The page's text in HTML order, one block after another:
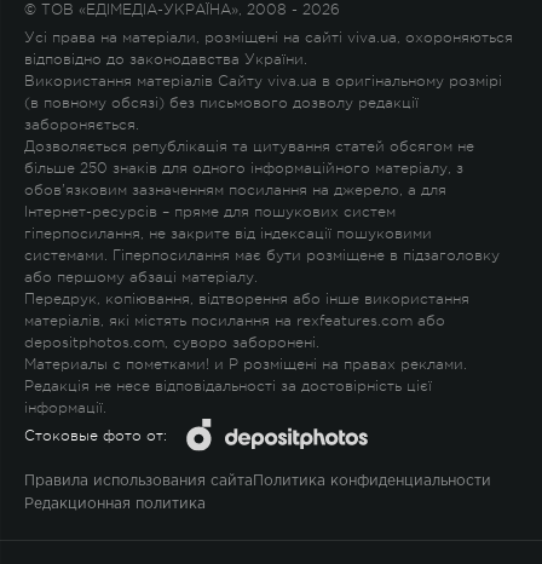
© ТОВ «ЕДІМЕДІА-УКРАЇНА», 2008 - 2026
Усі права на матеріали, розміщені на сайті viva.ua, охороняються
відповідно до законодавства України.
Використання матеріалів Сайту viva.ua в оригінальному розмірі
(в повному обсязі) без письмового дозволу редакції
забороняється.
Дозволяється републікація та цитування статей обсягом не
більше 250 знаків для одного інформаційного матеріалу, з
обов'язковим зазначенням посилання на джерело, а для
Інтернет-ресурсів – пряме для пошукових систем
гіперпосилання, не закрите від індексації пошуковими
системами. Гіперпосилання має бути розміщене в підзаголовку
або першому абзаці матеріалу.
Передрук, копіювання, відтворення або інше використання
матеріалів, які містять посилання на rexfeatures.com або
depositphotos.com, суворо заборонені.
Материалы с пометками! и P розміщені на правах реклами.
Редакція не несе відповідальності за достовірність цієї
інформації.
Стоковые фото от:
Правила использования сайта Политика конфиденциальности
Редакционная политика